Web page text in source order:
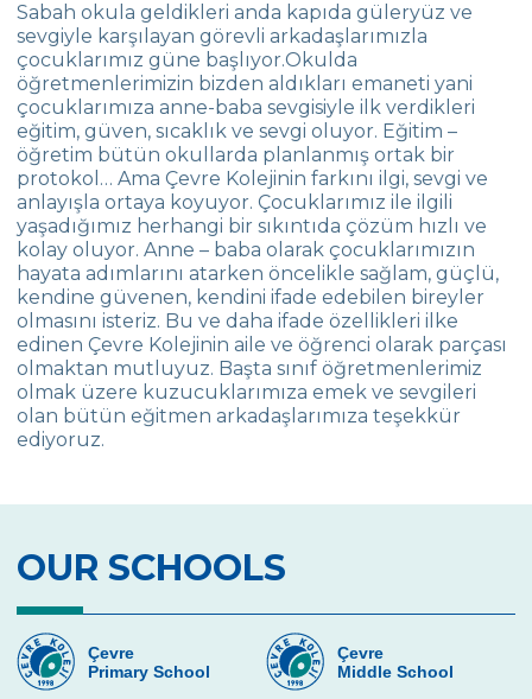
AKÇAKAYA
Berra Nil TELERİ - Meftun TELERİ
Metehan HACISALİHOĞLU - Esrahan
HACISALİHOĞLU
Defne Deniz ÇETİN - Reyhan ÇETİN
BEREN YAĞMUR ARSLAN - AYŞE ARSLAN
ALİ ALTINTAŞ
MERT GÜLŞEN
ÖZGE GÜR
Onurhan GÜRER - Hande GÜRER
Baran İPEK
Afet TUNÇBİLEK
Afet TUNÇBİLEK
Emine OĞUZ
Sabah okula geldikleri anda kapıda güleryüz ve
sevgiyle karşılayan görevli arkadaşlarımızla
çocuklarımız güne başlıyor.Okulda
öğretmenlerimizin bizden aldıkları emaneti yani
çocuklarımıza anne-baba sevgisiyle ilk verdikleri
eğitim, güven, sıcaklık ve sevgi oluyor. Eğitim –
öğretim bütün okullarda planlanmış ortak bir
protokol… Ama Çevre Kolejinin farkını ilgi, sevgi ve
anlayışla ortaya koyuyor. Çocuklarımız ile ilgili
yaşadığımız herhangi bir sıkıntıda çözüm hızlı ve
kolay oluyor. Anne – baba olarak çocuklarımızın
hayata adımlarını atarken öncelikle sağlam, güçlü,
kendine güvenen, kendini ifade edebilen bireyler
olmasını isteriz. Bu ve daha ifade özellikleri ilke
edinen Çevre Kolejinin aile ve öğrenci olarak parçası
olmaktan mutluyuz. Başta sınıf öğretmenlerimiz
olmak üzere kuzucuklarımıza emek ve sevgileri
olan bütün eğitmen arkadaşlarımıza teşekkür
ediyoruz.
OUR SCHOOLS
Çevre
Primary School
Çevre
Middle School